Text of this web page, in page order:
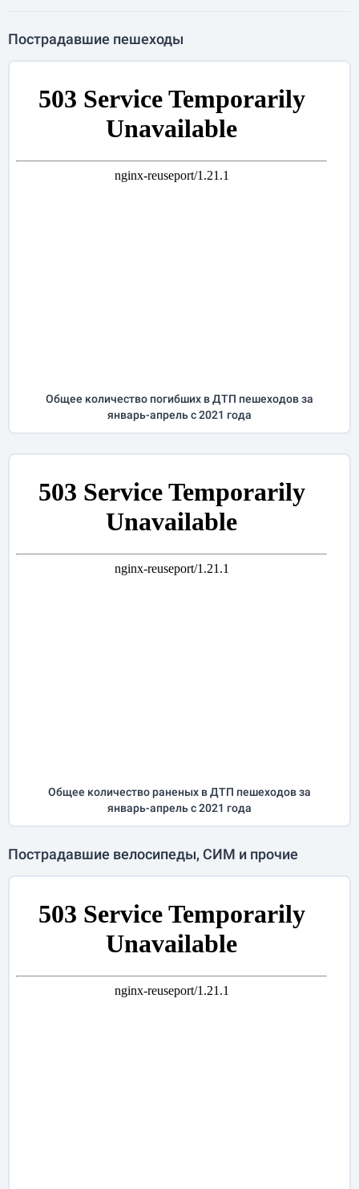
Пострадавшие пешеходы
Общее количество погибших в ДТП пешеходов за
январь-апрельс 2021 года
Общее количество раненых в ДТП пешеходов за
январь-апрельс 2021 года
Пострадавшие велосипеды, СИМ и прочие